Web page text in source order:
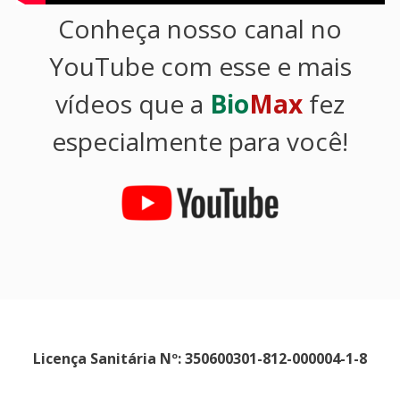
Conheça nosso canal no
YouTube com esse e mais
vídeos que a BioMax fez
especialmente para você!
Licença Sanitária Nº: 350600301-812-000004-1-8